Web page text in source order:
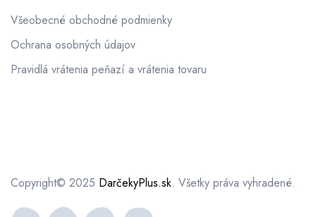
Všeobecné obchodné podmienky
Ochrana osobných údajov
Pravidlá vrátenia peňazí a vrátenia tovaru
Copyright© 2025 DarčekyPlus.sk. Všetky práva vyhradené.